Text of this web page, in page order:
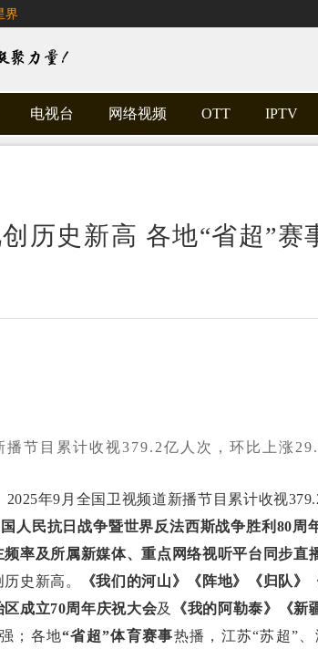
界
电视台 网络视频 OTT IPTV
历史新高 各地“省超”赛
节目累计收视379.2亿人次，环比上涨
年9月全国卫视频道新播节目累计收视
人民抗日战争暨世界反法西斯战争胜利80周
率及所属新媒体、重点网络视听平台同步直
史新高。
《我们的河山》《阵地》《归队》
区成立70周年庆祝大会及 《我的阿勒泰》《新
；各地“省超”体育赛事热播，江苏“苏超”